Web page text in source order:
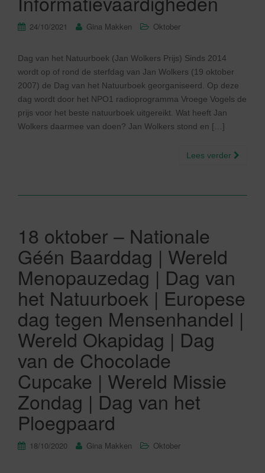
24/10/2021 Gina Makken Oktober
Dag van het Natuurboek (Jan Wolkers Prijs) Sinds 2014
wordt op of rond de sterfdag van Jan Wolkers (19 oktober
2007) de Dag van het Natuurboek georganiseerd. Op deze
dag wordt door het NPO1 radioprogramma Vroege Vogels de
prijs voor het beste natuurboek uitgereikt. Wat heeft Jan
Wolkers daarmee van doen? Jan Wolkers stond en […]
Lees verder
18 oktober – Nationale
Géén Baarddag | Wereld
Menopauzedag | Dag van
het Natuurboek | Europese
dag tegen Mensenhandel |
Wereld Okapidag | Dag
van de Chocolade
Cupcake | Wereld Missie
Zondag | Dag van het
Ploegpaard
18/10/2020 Gina Makken Oktober